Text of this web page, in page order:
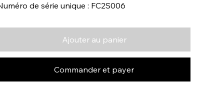
de série unique : FC2S006
Ajouter au panier
Commander et payer